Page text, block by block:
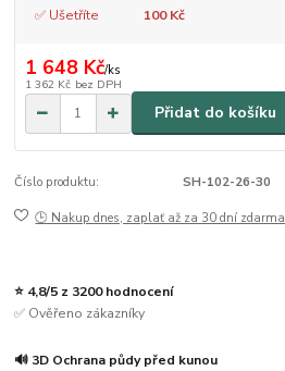
✅ Ušetříte 100 Kč
1 648 Kč/ks
1 362 Kč bez DPH
Přidat do košíku
Číslo produktu: SH-102-26-30
🕒 Nakup dnes, zaplať až za 30 dní zdarma
⭐ 4,8/5 z 3200 hodnocení
✅ Ověřeno zákazníky
🔊 3D Ochrana půdy před kunou